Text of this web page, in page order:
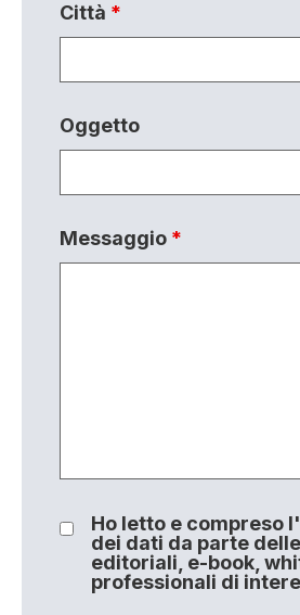
Città *
Oggetto
Messaggio *
Ho letto e compreso l'
dei dati da parte
editoriali, e-book,
professionali di